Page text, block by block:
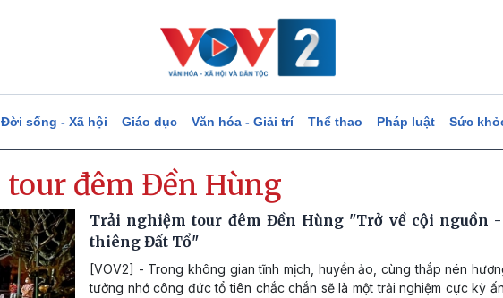
Đời sống - Xã hội Giáo dục Văn hóa - Giải trí Thể thao Pháp luật Sức
tour đêm Đền Hùng
Trải nghiệm tour đêm Đền Hùng "Trở về cội nguồn
thiêng Đất Tổ"
[VOV2] - Trong không gian tĩnh mịch, huyền ảo, cùng thắp nén
tưởng nhớ công đức tổ tiên chắc chắn sẽ là một trải nghiệm cực kỳ